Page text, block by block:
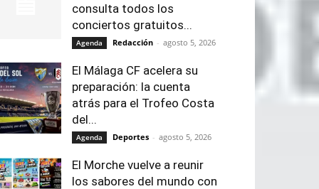
consulta todos los
conciertos gratuitos...
Agenda Redacción - agosto 5, 2026
El Málaga CF acelera su
preparación: la cuenta
atrás para el Trofeo Costa
del...
Agenda Deportes - agosto 5, 2026
El Morche vuelve a reunir
los sabores del mundo con